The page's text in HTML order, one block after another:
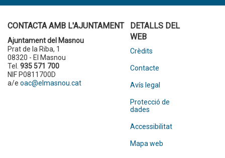
CONTACTA AMB L'AJUNTAMENT
Ajuntament del Masnou
Prat de la Riba, 1
08320 - El Masnou
Tel. 935 571 700
NIF P0811700D
a/e oac@elmasnou.cat
DETALLS DEL
WEB
Crèdits
Contacte
Avís legal
Protecció de
dades
Accessibilitat
Mapa web